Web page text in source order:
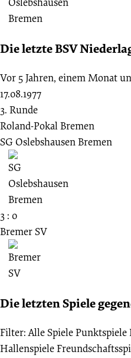
Die letzte BSV
Vor 5 Jahren, einem Monat
17.08.1977
3. Runde
Roland-Pokal Bremen
SG Oslebshausen Bremen
3 : 0
Bremer SV
Die letzten Spiele
Filter: Alle SpielePunktspiele
Hallenspiele